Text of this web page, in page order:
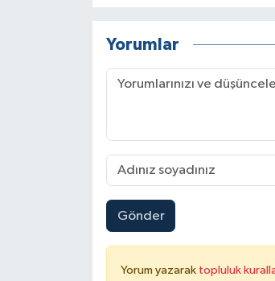
Yorumlar
Gönder
Yorum yazarak topluluk